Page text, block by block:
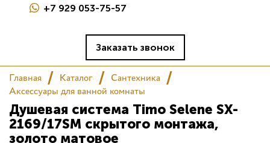
Керамическая плитка
Салон
Сертификаты
+7 929 053-75-57
Заказать звонок
Главная Каталог
Сантехника
Аксессуары для ванной комнаты
Душевая система Timo Selene SX-
2169/17SM скрытого монтажа,
золото матовое